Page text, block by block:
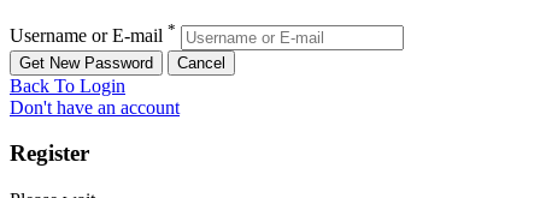
Username or E-mail *
Back To Login
Don't have an account
Register